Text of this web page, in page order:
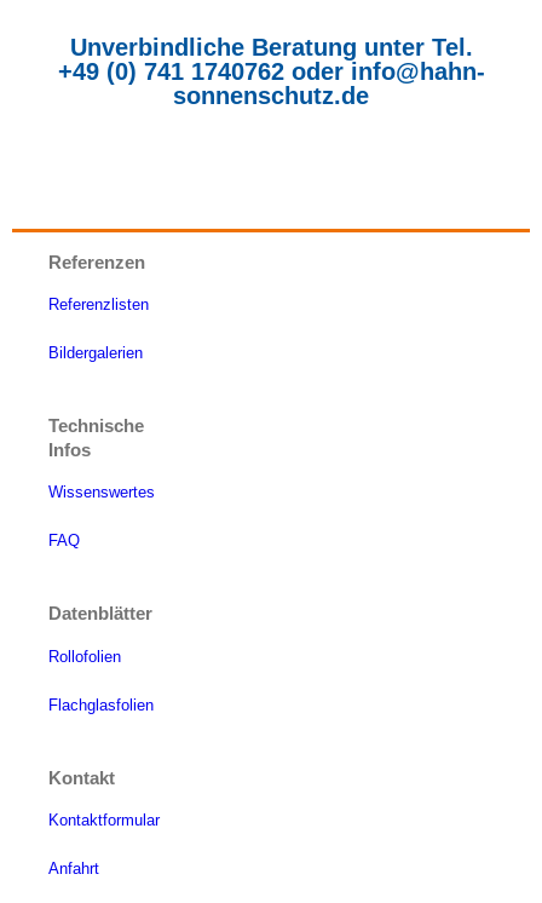
Unverbindliche Beratung unter Tel.
+49 (0) 741 1740762oder info@hahn-
sonnenschutz.de
Referenzen
Referenzlisten
Bildergalerien
Technische
Infos
Wissenswertes
FAQ
Datenblätter
Rollofolien
Flachglasfolien
Kontakt
Kontaktformular
Anfahrt